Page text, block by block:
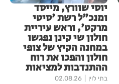
יוסי שוורץ, מייסד
ומנכ"ל רשת 'סיטי
מרקט', וראש עיריית
חולון שי קינן נפגשו
במחנה הקיץ של צופי
חולון והפכו את רוח
ההתנדבות למציאות
בתי לוין 02.08.26